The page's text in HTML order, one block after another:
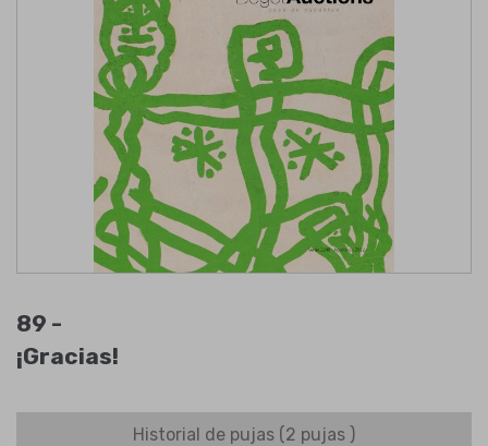
89 -
¡Gracias!
Historial de pujas (2 pujas )